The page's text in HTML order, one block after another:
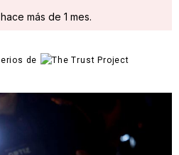
más de 1 mes.
de